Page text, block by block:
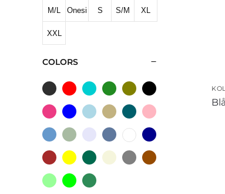
M/L Onesi S S/M XL
XXL
COLORS